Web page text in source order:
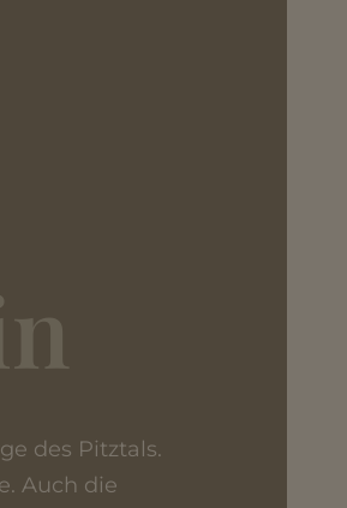
des Pitztals.
Auch die